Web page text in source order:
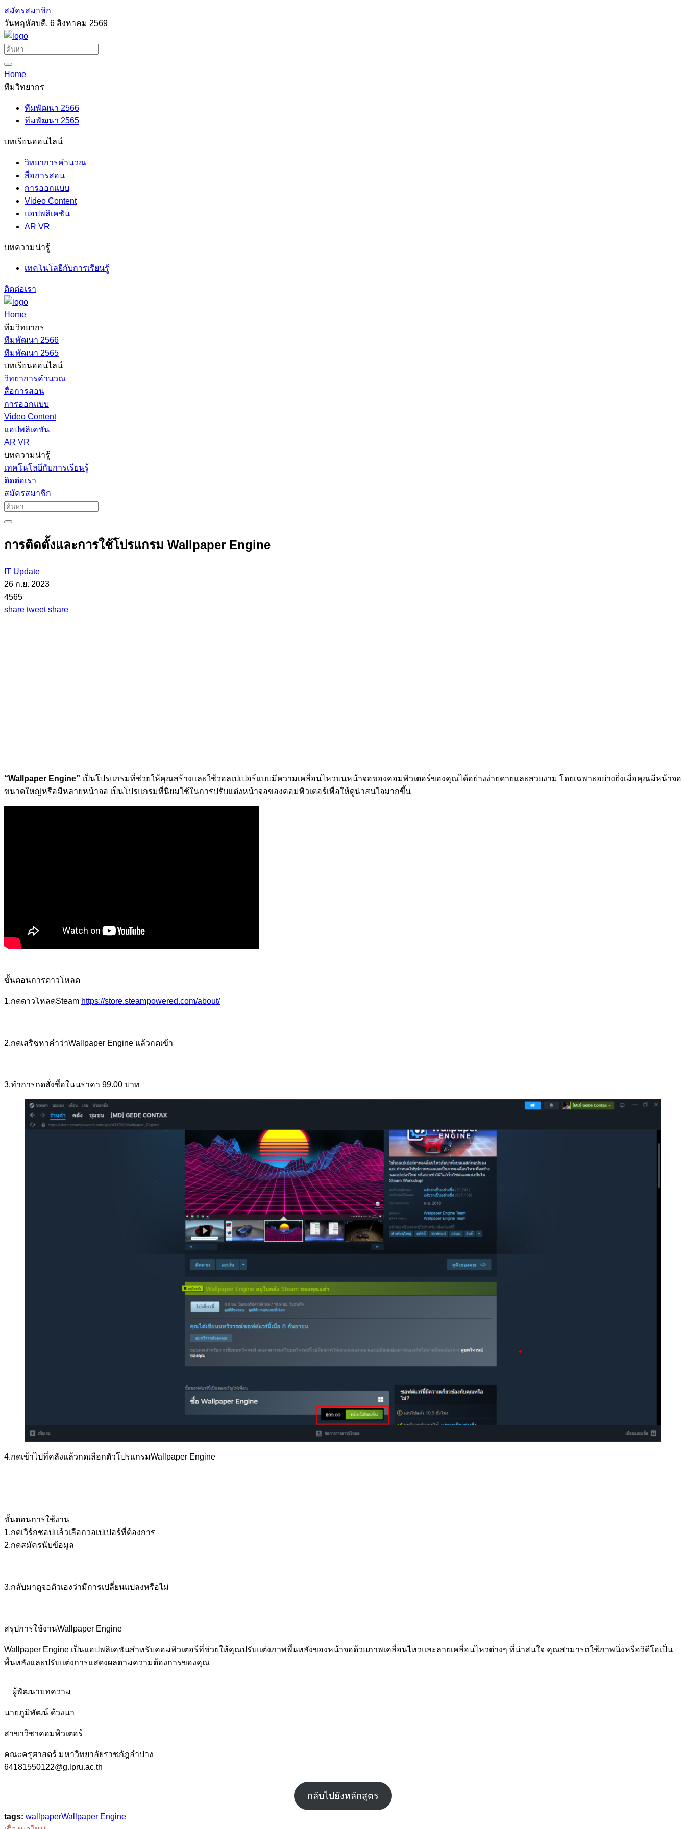
สมัครสมาชิก
วันพฤหัสบดี, 6 สิงหาคม 2569
Home
ทีมวิทยากร
ทีมพัฒนา 2566
ทีมพัฒนา 2565
บทเรียนออนไลน์
วิทยาการคำนวณ
สื่อการสอน
การออกแบบ
Video Content
แอปพลิเคชัน
AR VR
บทความน่ารู้
เทคโนโลยีกับการเรียนรู้
ติดต่อเรา
Home
ทีมวิทยากร
ทีมพัฒนา 2566
ทีมพัฒนา 2565
บทเรียนออนไลน์
วิทยาการคำนวณ
สื่อการสอน
การออกแบบ
Video Content
แอปพลิเคชัน
AR VR
บทความน่ารู้
เทคโนโลยีกับการเรียนรู้
ติดต่อเรา
สมัครสมาชิก
การติดตั้งและการใช้โปรแกรม Wallpaper Engine
IT Update
26 ก.ย. 2023
4565
share tweet share
“Wallpaper Engine” เป็นโปรแกรมที่ช่วยให้คุณสร้างและใช้วอลเปเปอร์แบบมีความเคลื่อนไหวบนหน้าจอของคอมพิวเตอร์ของคุณได้อย่างง่ายดายและสวยงาม โดยเฉพาะอย่างยิ่งเมื่อคุณมีหน้าจอ
ขนาดใหญ่หรือมีหลายหน้าจอ เป็นโปรแกรมที่นิยมใช้ในการปรับแต่งหน้าจอของคอมพิวเตอร์เพื่อให้ดูน่าสนใจมากขึ้น
ขั้นตอนการดาวโหลด
1.กดดาวโหลดSteam https://store.steampowered.com/about/
2.กดเสริชหาคำว่าWallpaper Engine แล้วกดเข้า
3.ทำการกดสั่งซื้อในนราคา 99.00 บาท
4.กดเข้าไปที่คลังแล้วกดเลือกตัวโปรแกรมWallpaper Engine
ขั้นตอนการใช้งาน
1.กดเวิร์กชอปแล้วเลือกวอเปเปอร์ที่ต้องการ
2.กดสมัครนับข้อมูล
3.กลับมาดูจอตัวเองว่ามีการเปลี่ยนแปลงหรือไม่
สรุปการใช้งานWallpaper Engine
Wallpaper Engine เป็นแอปพลิเคชันสำหรับคอมพิวเตอร์ที่ช่วยให้คุณปรับแต่งภาพพื้นหลังของหน้าจอด้วยภาพเคลื่อนไหวและลายเคลื่อนไหวต่างๆ ที่น่าสนใจ คุณสามารถใช้ภาพนิ่งหรือวิดีโอเป็น
พื้นหลังและปรับแต่งการแสดงผลตามความต้องการของคุณ
ผู้พัฒนาบทความ
นายภูมิพัฒน์ ด้วงนา
สาขาวิชาคอมพิวเตอร์
คณะครุศาสตร์ มหาวิทยาลัยราชภัฎลำปาง
64181550122@g.lpru.ac.th
กลับไปยังหลักสูตร
tags: wallpaperWallpaper Engine